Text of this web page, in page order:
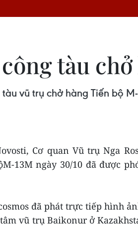
tàu
vũ trụ chở hàng Tiến bộ
Cơ quan Vũ trụ Nga
13M ngày 30/10 đã được
đã phát trực tiếp hình
vũ trụ Baikonur ở